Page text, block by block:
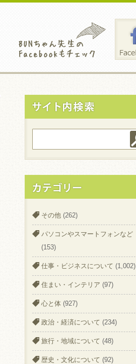
その他 (262)
パソコンやスマートフォンなど
(153)
仕事・ビジネスについて (1,002)
住まい・インテリア (97)
心と体 (927)
政治・経済について (234)
旅行・地域について (48)
歴史・文化について (92)